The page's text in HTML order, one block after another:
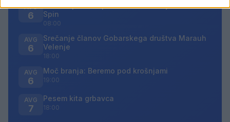
AVG
6
Aktivne poletne počitnice z ustvarjalci Studia
Spin
08:00
AVG
6
Srečanje članov Gobarskega društva Marauh
Velenje
18:00
AVG
6
Moč branja: Beremo pod krošnjami
19:00
AVG
7
Pesem kita grbavca
18:00